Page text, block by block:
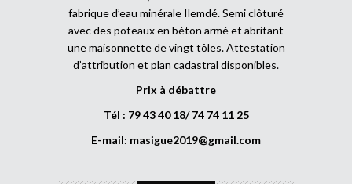
fabrique d’eau minérale Ilemdé. Semi clôturé
avec des poteaux en béton armé et abritant
une maisonnette de vingt tôles. Attestation
d’attribution et plan cadastral disponibles.
Prix à débattre
Tél : 79 43 40 18/ 74 74 11 25
E-mail: masigue2019@gmail.com